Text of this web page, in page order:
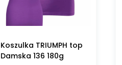
Koszulka TRIUMPH top
Damska 136 180g